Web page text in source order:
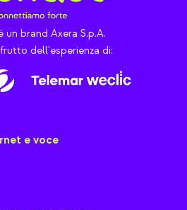
un brand Axera S.p.A.
dell'esperienza di:
e voce